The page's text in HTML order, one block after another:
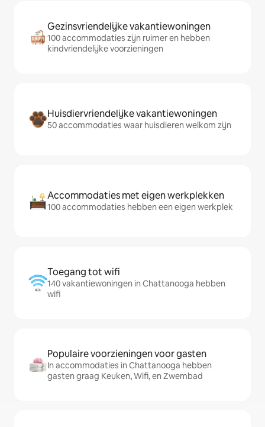
Gezinsvriendelijke vakantiewoningen
100 accommodaties zijn ruimer en hebben
kindvriendelijke voorzieningen
Huisdiervriendelijke vakantiewoningen
50 accommodaties waar huisdieren welkom zijn
Accommodaties met eigen werkplekken
100 accommodaties hebben een eigen werkplek
Toegang tot wifi
140 vakantiewoningen in Chattanooga hebben
wifi
Populaire voorzieningen voor gasten
In accommodaties in Chattanooga hebben
gasten graag Keuken, Wifi, en Zwembad